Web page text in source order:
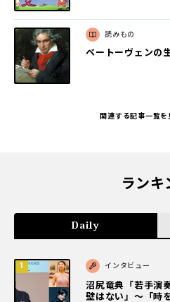
読みもの
ベートーヴェンの
関連する記事一覧を
ランキ
Daily
インタビュー
沼尻竜典「若手演
壁はない」～「時